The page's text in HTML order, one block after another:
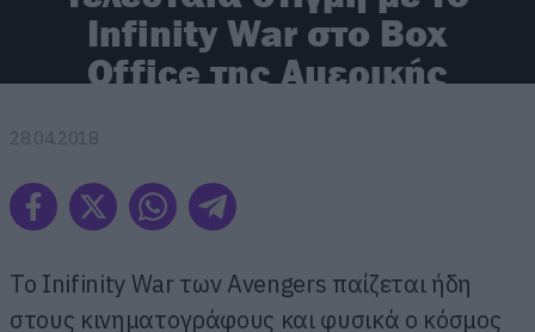
Infinity War στο Box
Office της Αμερικής
28.04.2018
Το Inifinity War των Avengers παίζεται ήδη
στους κινηματογράφους και φυσικά ο κόσμος